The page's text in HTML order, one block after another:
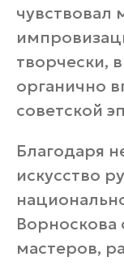
творчески,
органично
советской
Благодаря
искусство
Ворноскова
мастеров,